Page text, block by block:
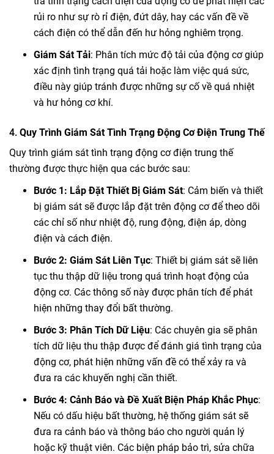
rủi ro như sự rò rỉ điện, đứt dây, hay các vấn đề về
cách điện có thể dẫn đến hư hỏng nghiêm trọng.
Giám Sát Tải: Phân tích mức độ tải của động cơ giúp
xác định tình trạng quá tải hoặc làm việc quá sức,
điều này giúp tránh được những sự cố về quá nhiệt
và hư hỏng cơ khí.
4. Quy Trình Giám Sát Tình Trạng Động Cơ Điện Trung Thế
Quy trình giám sát tình trạng động cơ điện trung thế
thường được thực hiện qua các bước sau:
Bước 1: Lắp Đặt Thiết Bị Giám Sát: Cảm biến và thiết
bị giám sát sẽ được lắp đặt trên động cơ để theo dõi
các chỉ số như nhiệt độ, rung động, điện áp, dòng
điện và cách điện.
Bước 2: Giám Sát Liên Tục: Thiết bị giám sát sẽ liên
tục thu thập dữ liệu trong quá trình hoạt động của
động cơ. Các thông số này được phân tích để phát
hiện những thay đổi bất thường.
Bước 3: Phân Tích Dữ Liệu: Các chuyên gia sẽ phân
tích dữ liệu thu thập được để đánh giá tình trạng của
động cơ, phát hiện những vấn đề có thể xảy ra và
đưa ra các khuyến nghị cần thiết.
Bước 4: Cảnh Báo và Đề Xuất Biện Pháp Khắc Phục:
Nếu có dấu hiệu bất thường, hệ thống giám sát sẽ
đưa ra cảnh báo và thông báo cho người quản lý
hoặc kỹ thuật viên. Các biện pháp bảo trì, sửa chữa